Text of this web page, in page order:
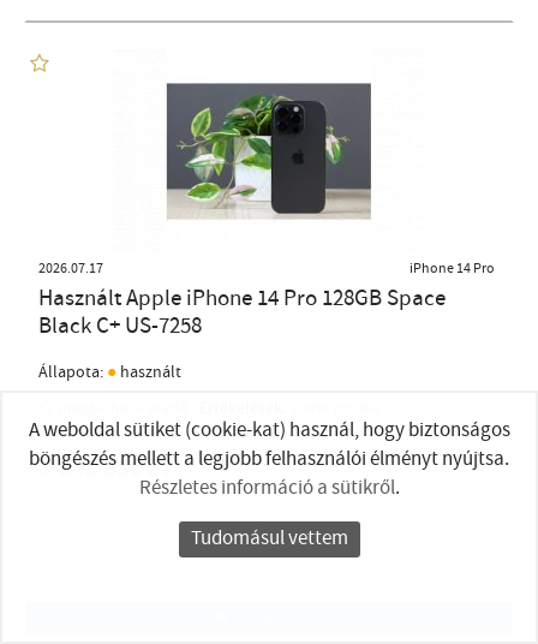
2026.07.17 iPhone 14 Pro
Használt Apple iPhone 14 Pro 128GB Space
Black C+ US-7258
Állapota: ● használt
Budapest
149 990 Ft
A weboldal sütiket (cookie-kat) használ, hogy biztonságos
böngészés mellett a legjobb felhasználói élményt nyújtsa.
Részletes információ a sütikről.
Tudomásul vettem